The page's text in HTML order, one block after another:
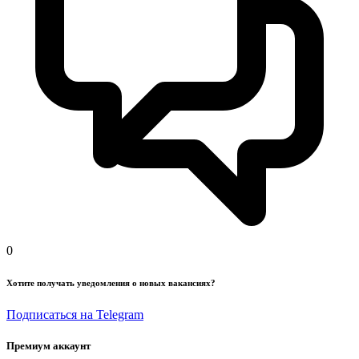
0
Хотите получать уведомления о новых вакансиях?
Подписаться на Telegram
Премиум аккаунт